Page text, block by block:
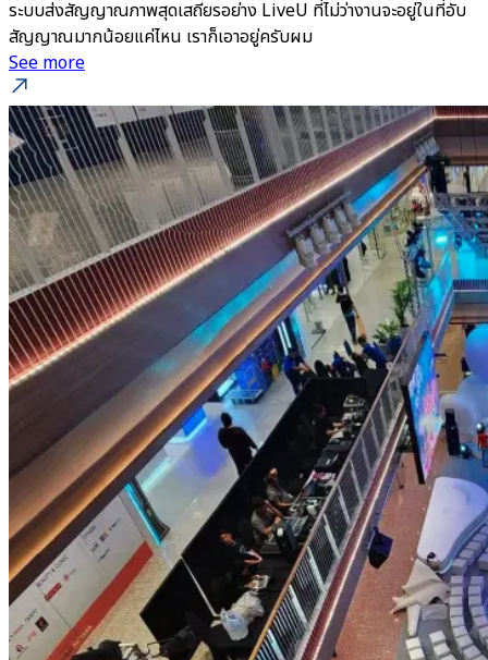
ระบบส่งสัญญาณภาพสุดเสถียรอย่าง LiveU ที่ไม่ว่างานจะอยู่ในที่อับ
สัญญาณมากน้อยแค่ไหน เราก็เอาอยู่ครับผม
See more